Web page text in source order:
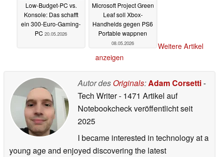
Low-Budget-PC vs.
Konsole: Das schafft
ein 300-Euro-Gaming-
PC 20.05.2026
Microsoft Project Green
Leaf soll Xbox-
Handhelds gegen PS6
Portable wappnen
08.05.2026
Weitere Artikel
anzeigen
Autor des Originals:Adam Corsetti-
Tech Writer- 1471 Artikel auf
Notebookcheck veröffentlichtseit
2025
I became interested in technology at a
young age and enjoyed discovering the latest